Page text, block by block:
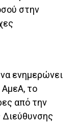
στην
ενημερώνει
το
από την